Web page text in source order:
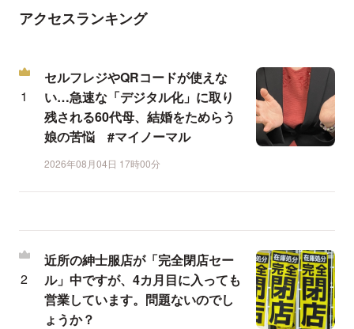
アクセスランキング
セルフレジやQRコードが使えな
い…急速な「デジタル化」に取り
残される60代母、結婚をためらう
娘の苦悩 #マイノーマル
2026年08月04日 17時00分
近所の紳士服店が「完全閉店セー
ル」中ですが、4カ月目に入っても
営業しています。問題ないのでし
ょうか？